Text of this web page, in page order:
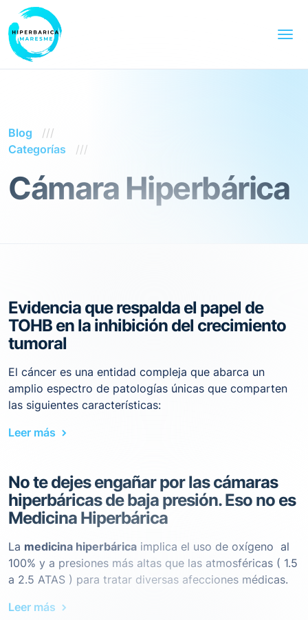
Blog
Categorías
Cámara Hiperbárica
Evidencia que respalda el papel de
TOHB en la inhibición del crecimiento
tumoral
El cáncer es una entidad compleja que abarca un
amplio espectro de patologías únicas que comparten
las siguientes características:
Leer más
No te dejes engañar por las cámaras
hiperbáricas de baja presión. Eso no es
Medicina Hiperbárica
La medicina hiperbárica implica el uso de oxígeno al
100% y a presiones más altas que las atmosféricas ( 1.5
a 2.5 ATAS ) para tratar diversas afecciones médicas.
Leer más